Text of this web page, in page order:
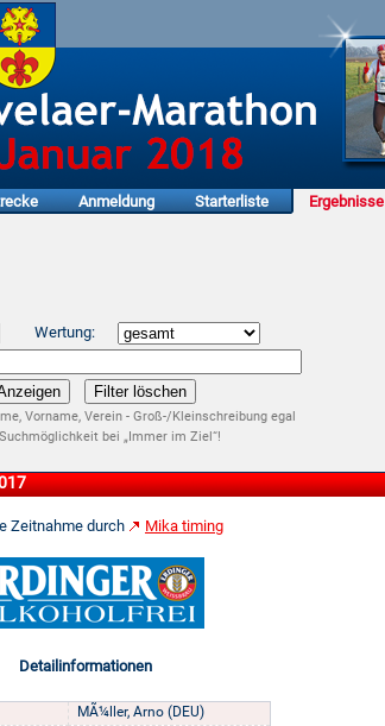
Anmeldung Starterliste Ergebnisse
Wertung:
Vorname, Verein - Groß-/Kleinschreibung egal
bei „Immer im Ziel“!
Zeitnahme durch Mika timing
Detailinformationen
MÃ¼ller, Arno (DEU)